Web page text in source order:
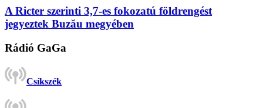
A Ricter szerinti 3,7-es fokozatú földrengést
jegyeztek Buzău megyében
Rádió GaGa
Csíkszék